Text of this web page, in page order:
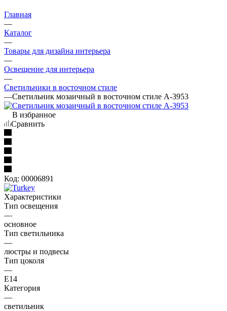
Главная
—
Каталог
—
Товары для дизайна интерьера
—
Освещение для интерьера
—
Светильники в восточном стиле
—Светильник мозаичный в восточном стиле A-3953
В избранное
Сравнить
Код: 00006891
Характеристики
Тип освещения
—
основное
Тип светильника
—
люстры и подвесы
Тип цоколя
—
E14
Категория
—
светильник